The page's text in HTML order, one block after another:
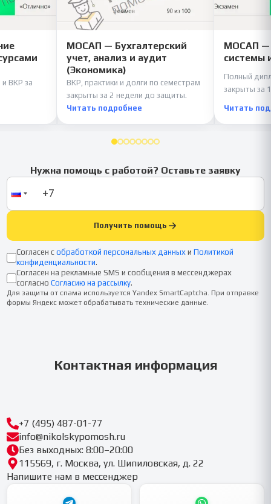
и ВКР за
МОСАП — Бухгалтерский
учет, анализ и аудит
(Экономика)
ВКР, практики и долги по семестрам
закрыты за 2 недели до защиты.
Читать подробнее
МОСАП —
системы
Полный
закрыты за
Читать
Нужна помощь с работой? Оставьте заявку
Получить помощь
Согласен с обработкой персональных данных и Политикой
конфиденциальности.
Согласен на рекламные SMS и сообщения в мессенджерах
согласно Согласию на рассылку.
Для защиты от спама используется Yandex SmartCaptcha. При отправке
формы Яндекс может обрабатывать технические данные.
Контактная информация
+7 (495) 487-01-77
info@nikolskypomosh.ru
Без выходных: 8:00–20:00
115569, г. Москва, ул. Шипиловская, д. 22
Напишите нам в мессенджер